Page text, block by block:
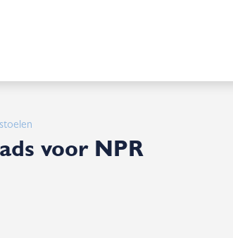
voor NPR